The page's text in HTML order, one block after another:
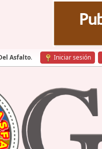
Asfalto. Iniciar sesión